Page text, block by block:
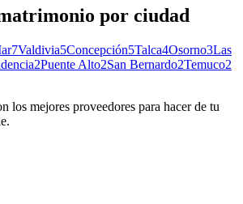
por ciudad
7Valdivia5Concepción5Talca4Osorno3Las
2Puente Alto2San Bernardo2Temuco2
los mejores proveedores para hacer de tu